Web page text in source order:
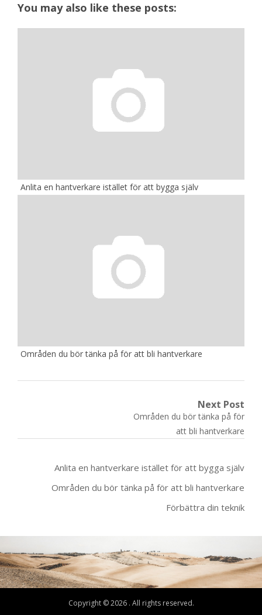
You may also like these posts:
Anlita en hantverkare istället för att bygga själv
Områden du bör tänka på för att bli hantverkare
Next Post
Next
Områden du bör tänka på för
att bli hantverkare
Anlita en hantverkare istället för att bygga själv
Områden du bör tänka på för att bli hantverkare
Förbättra din teknik
Copyright © 2026 . All rights reserved.